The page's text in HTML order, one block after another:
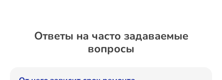
Ответы на часто задаваемые
вопросы